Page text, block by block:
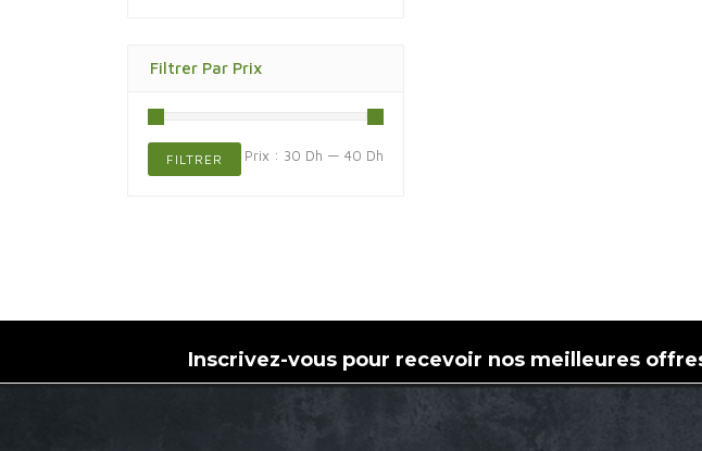
Filtrer Par Prix
FILTRER Prix : 30 Dh — 40 Dh
Inscrivez-vous pour recevoir nos meilleures